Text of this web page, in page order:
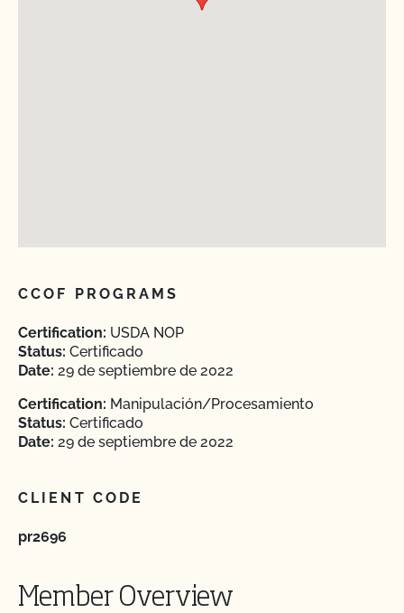
CCOF PROGRAMS
Certification: USDA NOP
Status: Certificado
Date: 29 de septiembre de 2022
Certification: Manipulación/Procesamiento
Status: Certificado
Date: 29 de septiembre de 2022
CLIENT CODE
pr2696
Member Overview